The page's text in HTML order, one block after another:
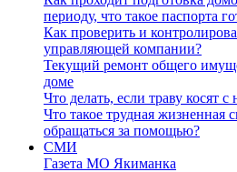
периоду, что такое паспорта
Как проверить и
управляющей компании?
Текущий ремонт общего
доме
Что делать, если траву косят
Что такое трудная жизненная
обращаться за помощью?
СМИ
Газета МО Якиманка